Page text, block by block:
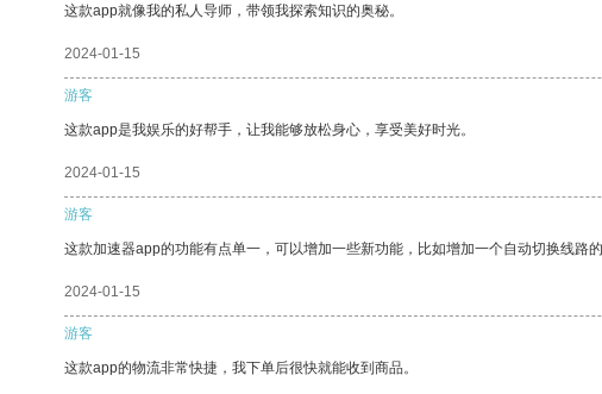
这款app就像我的私人导师，带领我探索知识的奥秘。
2024-01-15
游客
这款app是我娱乐的好帮手，让我能够放松身心，享受美好时光。
2024-01-15
游客
这款加速器app的功能有点单一，可以增加一些新功能，比如增加一个自动切换线路的
2024-01-15
游客
这款app的物流非常快捷，我下单后很快就能收到商品。